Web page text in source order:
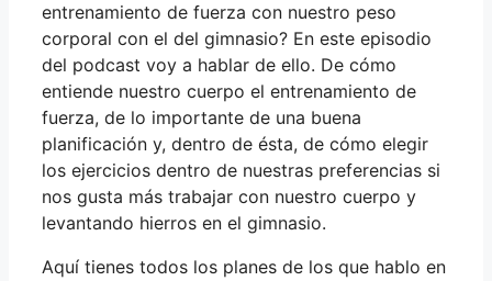
entrenamiento de fuerza con nuestro peso
corporal con el del gimnasio? En este episodio
del podcast voy a hablar de ello. De cómo
entiende nuestro cuerpo el entrenamiento de
fuerza, de lo importante de una buena
planificación y, dentro de ésta, de cómo elegir
los ejercicios dentro de nuestras preferencias si
nos gusta más trabajar con nuestro cuerpo y
levantando hierros en el gimnasio.
Aquí tienes todos los planes de los que hablo en